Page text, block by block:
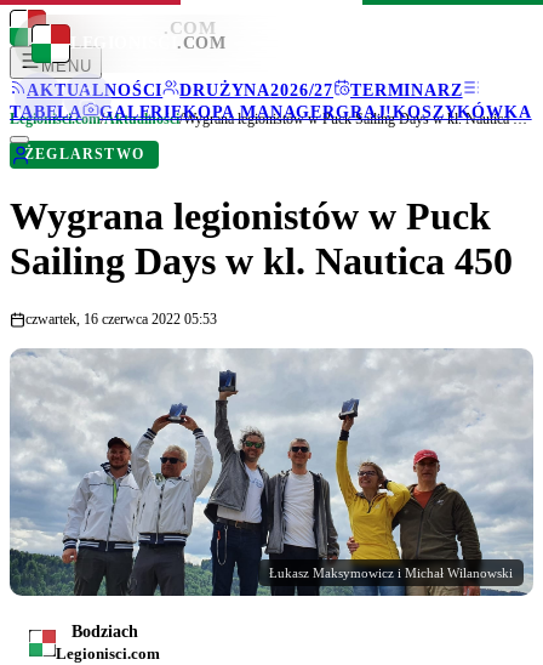
LEGIONISCI .COM
MENU
AKTUALNOŚCI
DRUŻYNA2026/27
TERMINARZ
TABELA
GALERIEKOPA MANAGERGRAJ!KOSZYKÓWKA
LEGIONISCI .COM
Legionisci.com/Aktualności/ Wygrana legionistów w Puck Sailing Days w kl. Nautica 450
ŻEGLARSTWO
Wygrana legionistów w Puck
Sailing Days w kl. Nautica 450
czwartek, 16 czerwca 2022 05:53
Łukasz Maksymowicz i Michał Wilanowski
Bodziach
Legionisci.com